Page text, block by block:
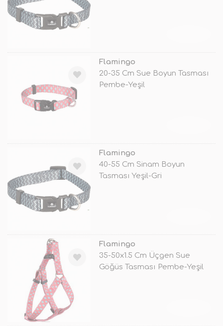
Flamingo
20-35 Cm Sue Boyun Tasması
Pembe-Yeşil
Flamingo
40-55 Cm Sinam Boyun
Tasması Yeşil-Gri
Flamingo
35-50x1.5 Cm Üçgen Sue
Göğüs Tasması Pembe-Yeşil